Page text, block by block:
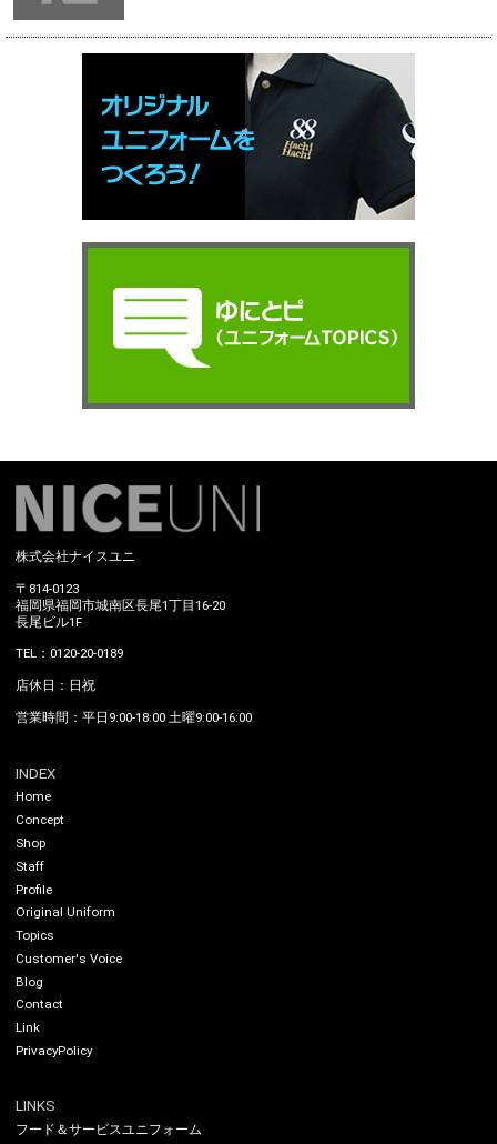
株式会社ナイスユニ
〒814-0123
福岡県福岡市城南区長尾1丁目16-20
長尾ビル1F
TEL：0120-20-0189
店休日：日祝
営業時間：平日9:00-18:00 土曜9:00-16:00
INDEX
Home
Concept
Shop
Staff
Profile
Original Uniform
Topics
Customer's Voice
Blog
Contact
Link
PrivacyPolicy
LINKS
フード＆サービスユニフォーム